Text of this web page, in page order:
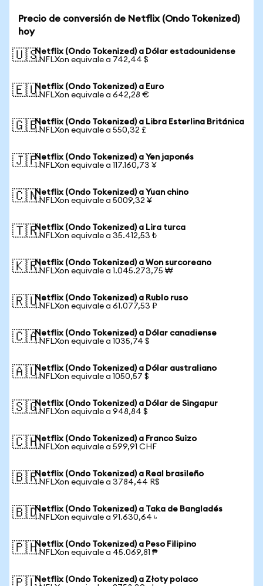
Precio de conversión de Netflix (Ondo Tokenized)
hoy
🇺🇸Netflix (Ondo Tokenized) a Dólar estadounidense
1 NFLXon equivale a 742,44 $
🇪🇺Netflix (Ondo Tokenized) a Euro
1 NFLXon equivale a 642,28 €
🇬🇧Netflix (Ondo Tokenized) a Libra Esterlina Británica
1 NFLXon equivale a 550,32 £
🇯🇵Netflix (Ondo Tokenized) a Yen japonés
1 NFLXon equivale a 117.160,73 ¥
🇨🇳Netflix (Ondo Tokenized) a Yuan chino
1 NFLXon equivale a 5009,32 ¥
🇹🇷Netflix (Ondo Tokenized) a Lira turca
1 NFLXon equivale a 35.412,53 ₺
🇰🇷Netflix (Ondo Tokenized) a Won surcoreano
1 NFLXon equivale a 1.045.273,75 ₩
🇷🇺Netflix (Ondo Tokenized) a Rublo ruso
1 NFLXon equivale a 61.077,53 ₽
🇨🇦Netflix (Ondo Tokenized) a Dólar canadiense
1 NFLXon equivale a 1035,74 $
🇦🇺Netflix (Ondo Tokenized) a Dólar australiano
1 NFLXon equivale a 1050,57 $
🇸🇬Netflix (Ondo Tokenized) a Dólar de Singapur
1 NFLXon equivale a 948,84 $
🇨🇭Netflix (Ondo Tokenized) a Franco Suizo
1 NFLXon equivale a 599,91 CHF
🇧🇷Netflix (Ondo Tokenized) a Real brasileño
1 NFLXon equivale a 3784,44 R$
🇧🇩Netflix (Ondo Tokenized) a Taka de Bangladés
1 NFLXon equivale a 91.630,64 ৳
🇵🇭Netflix (Ondo Tokenized) a Peso Filipino
1 NFLXon equivale a 45.069,81 ₱
Netflix (Ondo Tokenized) a Złoty polaco